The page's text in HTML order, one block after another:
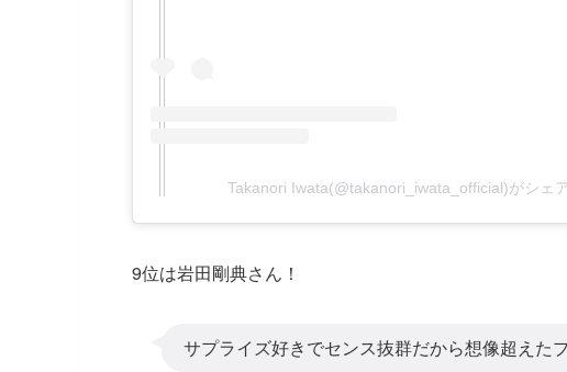
Takanori Iwata(@takanori_iwata_official)がシェ
9位は岩田剛典さん！
サプライズ好きでセンス抜群だから想像超えた